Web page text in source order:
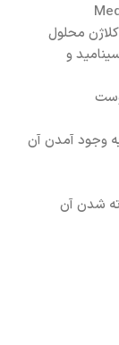
محلول
و
وجود آمدن آن
شدن آن